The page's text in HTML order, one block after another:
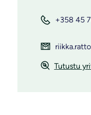
+358 45
Tutustu